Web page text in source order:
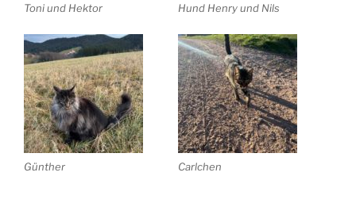
Toni und Hektor Hund Henry und Nils
Günther Carlchen